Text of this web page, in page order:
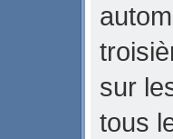
sur
tous